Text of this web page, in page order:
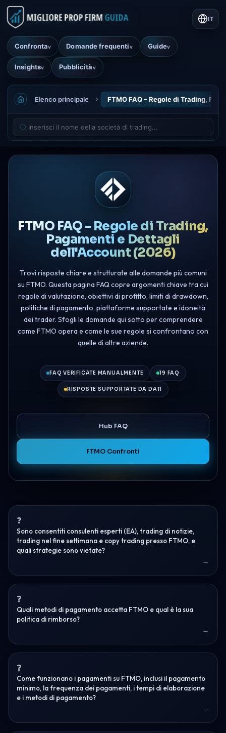
Confrontav Domande frequentiv Guidev
Insightsv Pubblicitàv
IT
Elenco principale FTMO FAQ – Regole di Trading,
FTMO FAQ - Regole di Trading,
Pagamenti e Dettagli
dell'Account (2026)
Trovi risposte chiare e strutturate alle domande più comuni
su FTMO. Questa pagina FAQ copre argomenti chiave tra cui
regole di valutazione, obiettivi di profitto, limiti di drawdown,
politiche di pagamento, piattaforme supportate e idoneità
dei trader. Sfogli le domande qui sotto per comprendere
come FTMO opera e come le sue regole si confrontano con
quelle di altre aziende.
FAQ VERIFICATE MANUALMENTE 19 FAQ
RISPOSTE SUPPORTATE DA DATI
Hub FAQ
FTMO Confronti
Sono consentiti consulenti esperti (EA), trading di notizie,
trading nel fine settimana e copy trading presso FTMO, e
quali strategie sono vietate?
Quali metodi di pagamento accetta FTMO e qual è la sua
politica di rimborso?
Come funzionano i pagamenti su FTMO, inclusi il pagamento
minimo, la frequenza dei pagamenti, i tempi di elaborazione
e i metodi di pagamento?